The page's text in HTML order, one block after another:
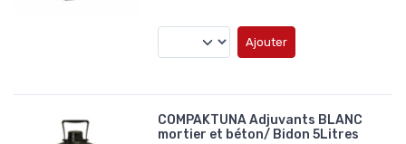
Ajouter
COMPAKTUNA Adjuvants BLANC
mortier et béton/ Bidon 5Litres